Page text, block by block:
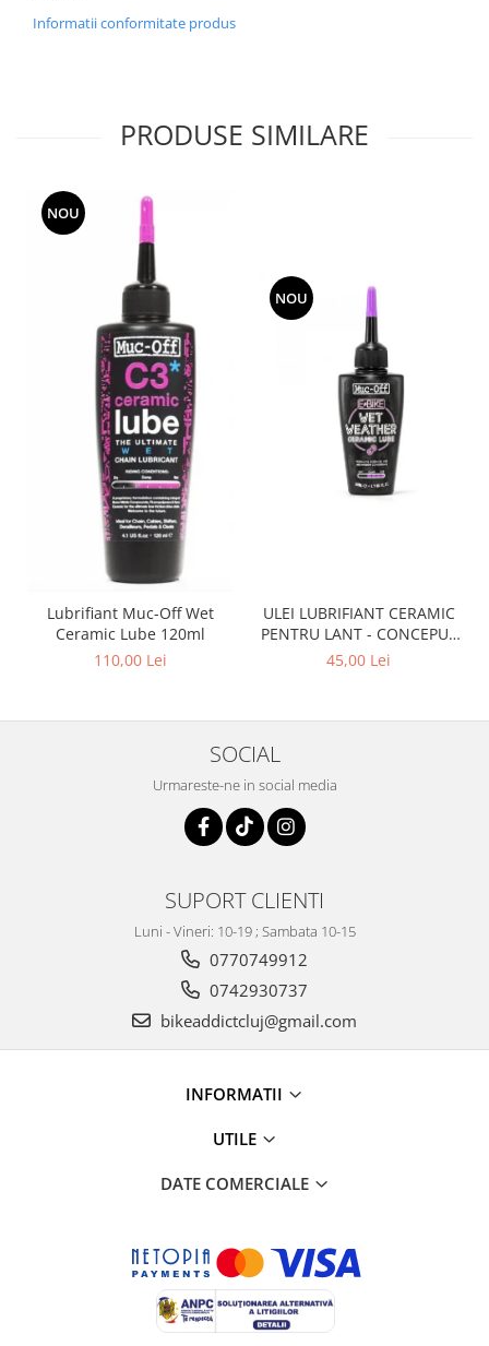
Informatii conformitate produs
PRODUSE SIMILARE
NOU
Lubrifiant Muc-Off Wet
Ceramic Lube 120ml
110,00 Lei
NOU
ULEI LUBRIFIANT CERAMIC
PENTRU LANT - CONCEPUT
SPECIAL PENTRU BICICLETE
45,00 Lei
SOCIAL
Urmareste-ne in social media
SUPORT CLIENTI
Luni - Vineri: 10-19 ; Sambata 10-15
0770749912
0742930737
bikeaddictcluj@gmail.com
INFORMATII
UTILE
DATE COMERCIALE